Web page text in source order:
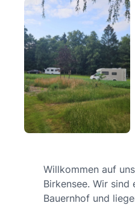
Willkommen auf
Birkensee. Wir sind
Bauernhof und